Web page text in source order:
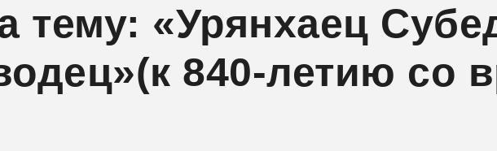
тему: «Урянхаец
840-летию со